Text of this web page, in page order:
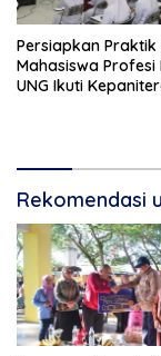
Persiapkan Praktik
Mahasiswa Profesi
UNG Ikuti
Rekomendasi